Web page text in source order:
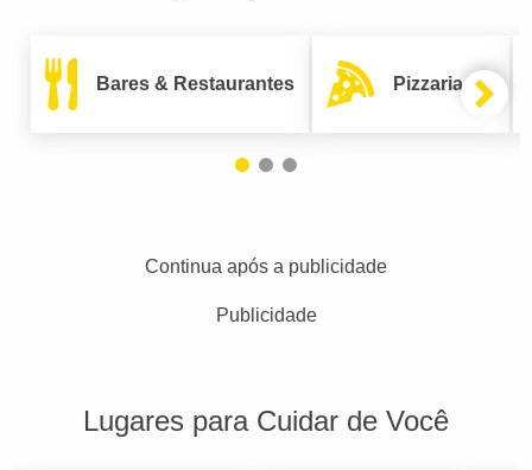
Bares & Restaurantes Pizzarias
Continua após a publicidade
Publicidade
Lugares para Cuidar de Você